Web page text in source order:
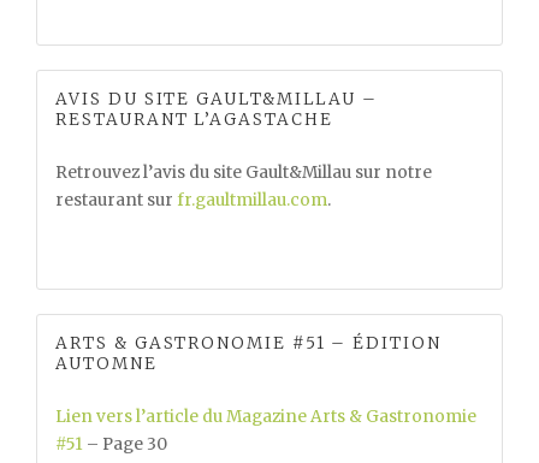
AVIS DU SITE GAULT&MILLAU –
RESTAURANT L’AGASTACHE
Retrouvez l’avis du site Gault&Millau sur notre
restaurant surfr.gaultmillau.com.
ARTS & GASTRONOMIE #51 – ÉDITION
AUTOMNE
Lien vers l’article du Magazine Arts & Gastronomie
#51 – Page 30